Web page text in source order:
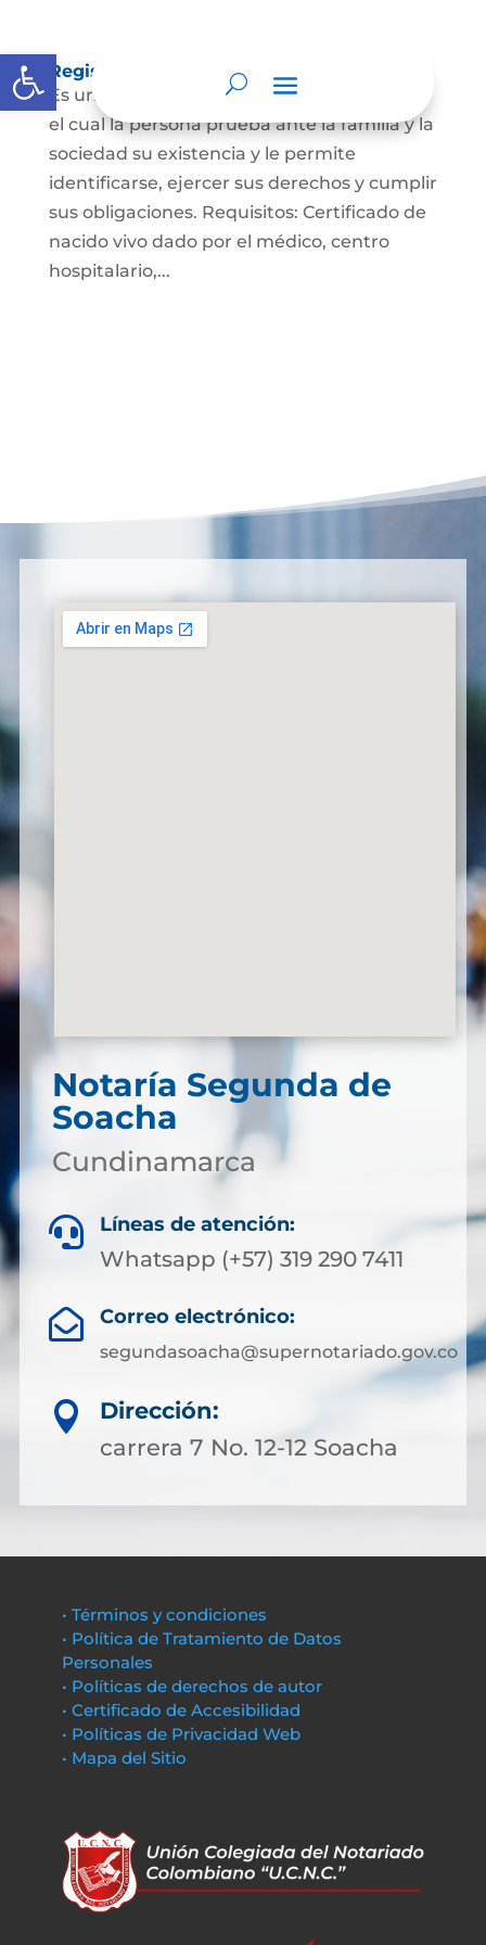
Abrir barra de herramientas
Registro Civil de Nacimiento
Es un documento indispensable mediante
el cual la persona prueba ante la familia y la
sociedad su existencia y le permite
identificarse, ejercer sus derechos y cumplir
sus obligaciones. Requisitos: Certificado de
nacido vivo dado por el médico, centro
hospitalario,...
Notaría Segunda de
Soacha
Cundinamarca
 Líneas de atención:
Whatsapp (+57) 319 290 7411
 Correo electrónico:
segundasoacha@supernotariado.gov.co

Dirección:
carrera 7 No. 12-12 Soacha
• Términos y condiciones
• Política de Tratamiento de Datos
Personales
• Políticas de derechos de autor
• Certificado de Accesibilidad
• Políticas de Privacidad Web
• Mapa del Sitio